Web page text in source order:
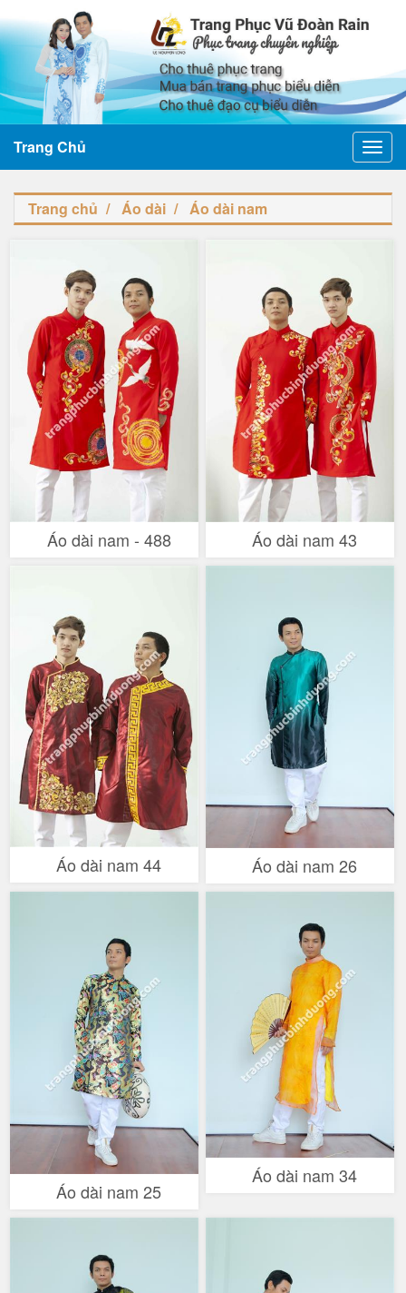
Trang Chủ
Trang chủ Áo dài Áo dài nam
Áo dài nam - 488 Áo dài nam 43
Áo dài nam 44 Áo dài nam 26
Áo dài nam 25
Áo dài nam 34